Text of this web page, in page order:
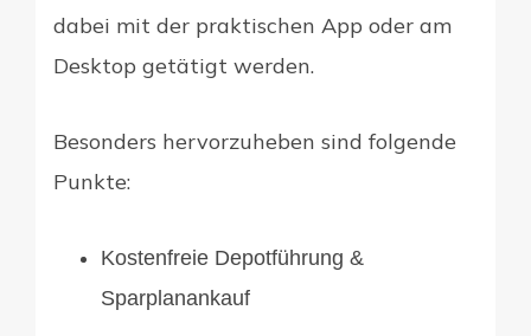
dabei mit der praktischen App oder am
Desktop getätigt werden.
Besonders hervorzuheben sind folgende
Punkte:
Kostenfreie Depotführung &
Sparplanankauf